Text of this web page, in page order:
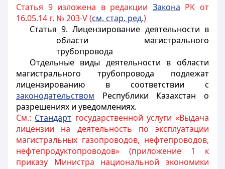
Статья 9 изложена в редакции Закона РК от
16.05.14 г. № 203-V (см. стар. ред.)
Статья 9. Лицензирование деятельности в
области магистрального
трубопровода
Отдельные виды деятельности в области
магистрального трубопровода подлежат
лицензированию в соответствии с
законодательством Республики Казахстан о
разрешениях и уведомлениях.
См.: Стандарт государственной услуги «Выдача
лицензии на деятельность по эксплуатации
магистральных газопроводов, нефтепроводов,
нефтепродуктопроводов» (приложение 1 к
приказу Министра национальной экономики